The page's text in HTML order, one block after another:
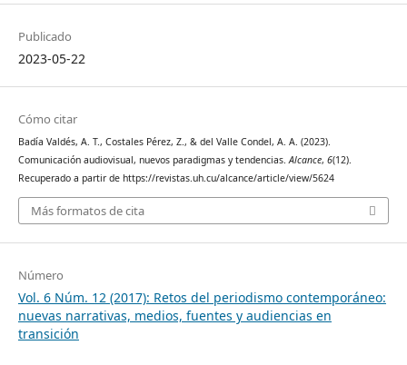
Publicado
2023-05-22
Cómo citar
Badía Valdés, A. T., Costales Pérez, Z., & del Valle Condel, A. A. (2023).
Comunicación audiovisual, nuevos paradigmas y tendencias.Alcance, 6(12).
Recuperado a partir de https://revistas.uh.cu/alcance/article/view/5624
Más formatos de cita
Número
Vol. 6 Núm. 12 (2017): Retos del periodismo contemporáneo:
nuevas narrativas, medios, fuentes y audiencias en
transición